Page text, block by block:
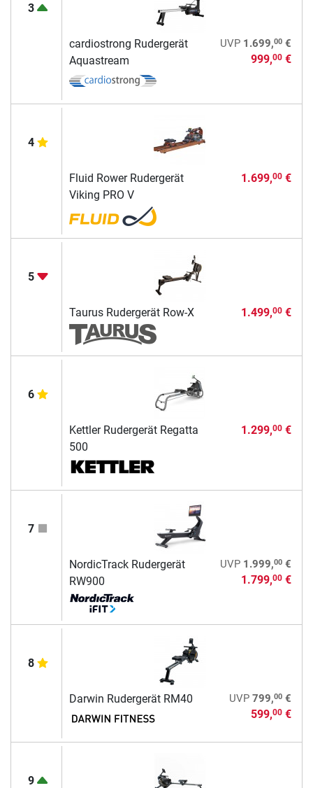
3
cardiostrong Rudergerät
Aquastream
UVP 1.699,00€
999,00€
4
Fluid Rower Rudergerät
Viking PRO V
1.699,00€
5
Taurus Rudergerät Row-X 1.499,00€
6
Kettler Rudergerät Regatta
500
1.299,00€
7
NordicTrack Rudergerät
RW900
UVP 1.999,00€
1.799,00€
8
Darwin Rudergerät RM40 UVP 799,00€
599,00€
9